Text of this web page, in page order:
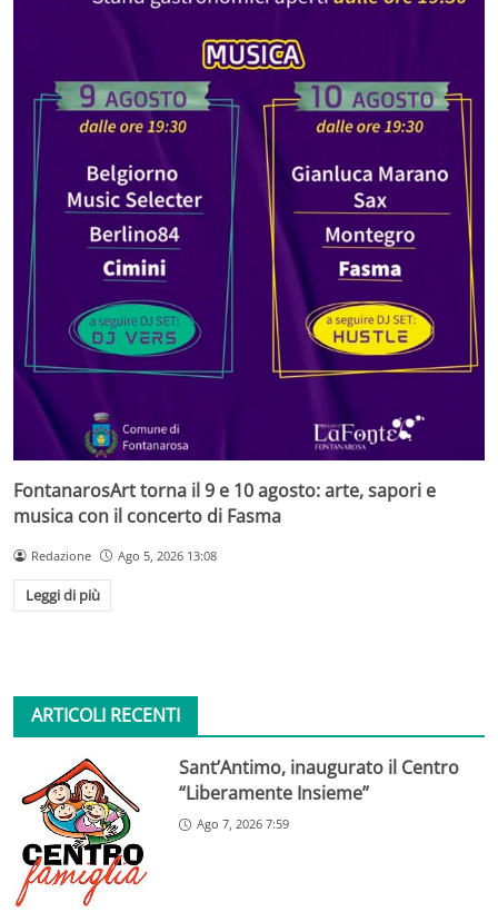
FontanarosArt torna il 9 e 10 agosto: arte, sapori e
musica con il concerto di Fasma
Redazione Ago 5, 2026 13:08
Leggi di più
ARTICOLI RECENTI
Sant’Antimo, inaugurato il Centro
“Liberamente Insieme”
Ago 7, 2026 7:59